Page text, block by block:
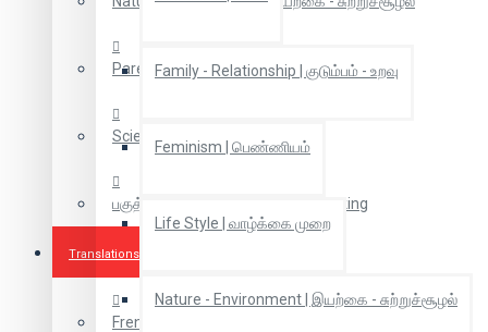
Family - Relationship | குடும்பம் - உறவு
Feminism | பெண்ணியம்
Life Style | வாழ்க்கை முறை
Nature - Environment | இயற்கை - சுற்றுச்சூழல்
Parenting | குழந்தை வளர்ப்பு
Science | அறிவியல்
பகுத்தறிவு சிந்தனை | Rational Thinking
Translations
French Translations | பிரஞ்சு மொழிபெயர்ப்புகள்